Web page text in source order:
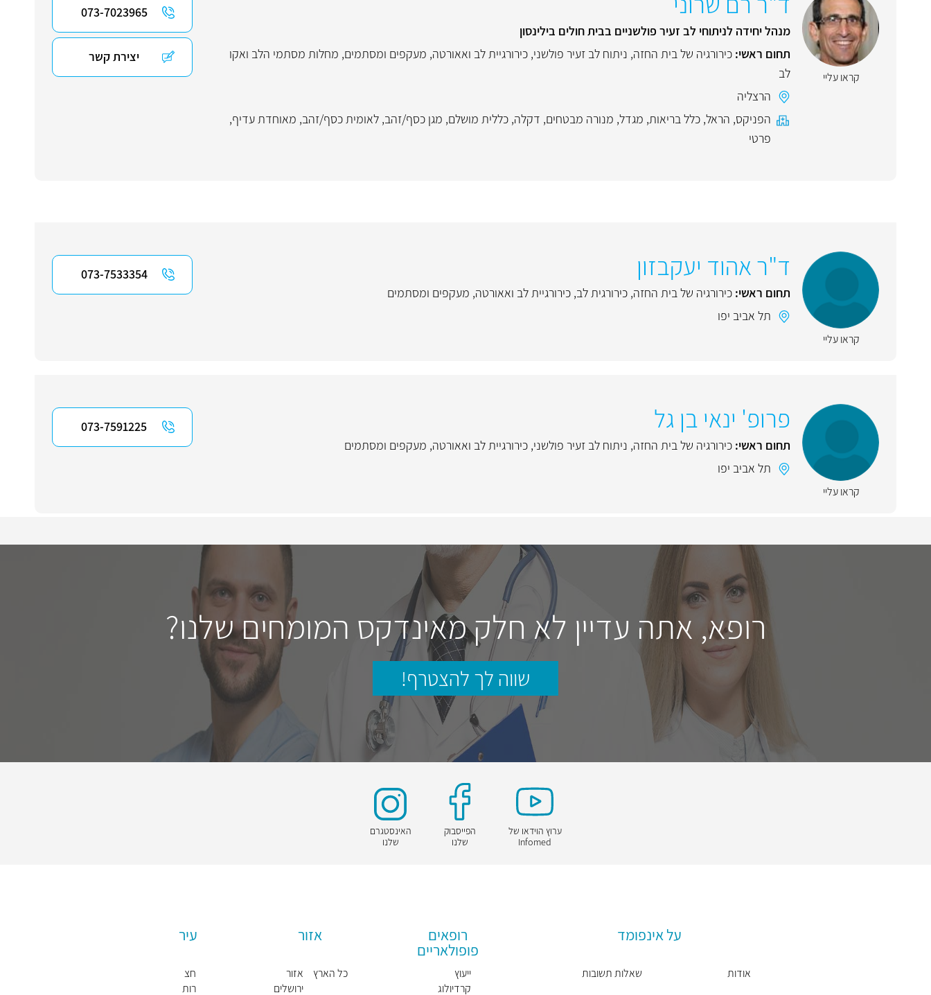
קראו עליי
מנהל יחידה לניתוחי לב זעיר פולשניים בבית חולים בילינסון
תחום ראשי: כירורגיה של בית החזה, ניתוח לב זעיר פולשני, כירורגיית לב ואאורטה, מעקפים ומסתמים, מחלות מסתמי הלב ואקו
לב
הרצליה
הפניקס, הראל, כלל בריאות, מגדל, מנורה מבטחים, דקלה, כללית מושלם, מגן כסף/זהב, לאומית כסף/זהב, מאוחדת עדיף,
פרטי
073-7023965
יצירת קשר
קראו עליי
ד"ר אהוד יעקבזון
תחום ראשי: כירורגיה של בית החזה, כירורגית לב, כירורגיית לב ואאורטה, מעקפים ומסתמים
תל אביב יפו
073-7533354
קראו עליי
פרופ' ינאי בן גל
תחום ראשי: כירורגיה של בית החזה, ניתוח לב זעיר פולשני, כירורגיית לב ואאורטה, מעקפים ומסתמים
תל אביב יפו
073-7591225
רופא, אתה עדיין לא חלק מאינדקס המומחים שלנו?
שווה לך להצטרף!
ערוץ הוידאו של
Infomed
הפייסבוק
שלנו
האינסטגרם
שלנו
על אינפומד
אודות שאלות תשובות
רופאים
פופולאריים
ייעוץ
קרדיולוג
אזור
כל הארץ
אזור
ירושלים
עיר
חצ
רות